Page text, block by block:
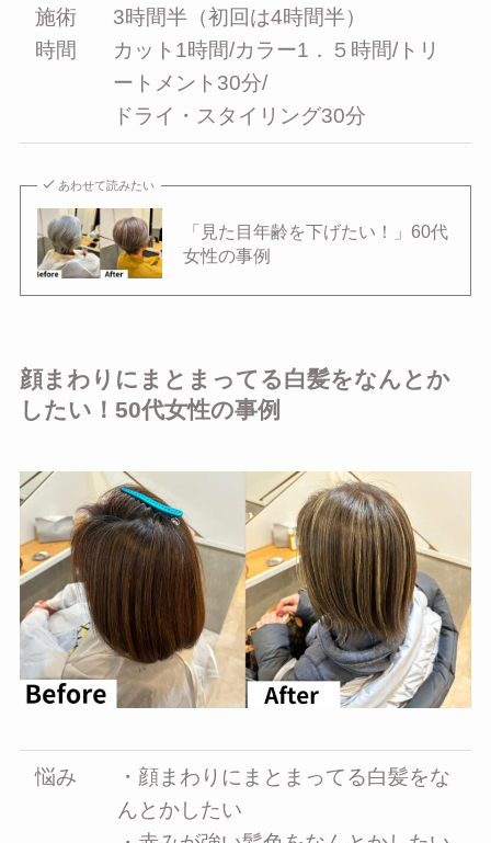
施術
時間
3時間半（初回は4時間半）
カット1時間/カラー1．５時間/トリ
ートメント30分/
ドライ・スタイリング30分
あわせて読みたい
「見た目年齢を下げたい！」60代
女性の事例
顔まわりにまとまってる白髪をなんとか
したい！50代女性の事例
悩み
・顔まわりにまとまってる白髪をな
んとかしたい